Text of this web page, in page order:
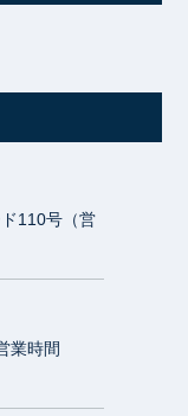
110号（営
業時間